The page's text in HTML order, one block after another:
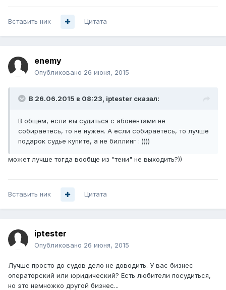
Вставить ник Цитата
enemy
Опубликовано 26 июня, 2015
В 26.06.2015 в 08:23, iptester сказал:
В общем, если вы судиться с абонентами не
собираетесь, то не нужен. А если собираетесь, то лучше
подарок судье купите, а не биллинг : ))))
может лучше тогда вообще из "тени" не выходить?))
Вставить ник Цитата
iptester
Опубликовано 26 июня, 2015
Лучше просто до судов дело не доводить. У вас бизнес
операторский или юридический? Есть любители посудиться,
но это немножко другой бизнес...